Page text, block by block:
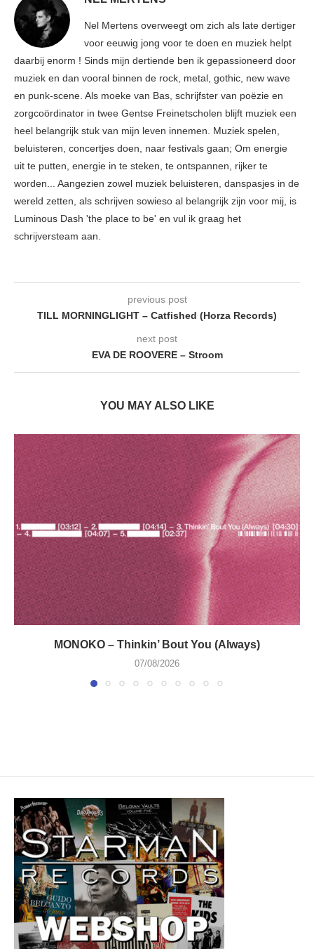
Nel Mertens overweegt om zich als late dertiger
voor eeuwig jong voor te doen en muziek helpt
daarbij enorm ! Sinds mijn dertiende ben ik gepassioneerd door
muziek en dan vooral binnen de rock, metal, gothic, new wave
en punk-scene. Als moeke van Bas, schrijfster van poëzie en
zorgcoördinator in twee Gentse Freinetscholen blijft muziek een
heel belangrijk stuk van mijn leven innemen. Muziek spelen,
beluisteren, concertjes doen, naar festivals gaan; Om energie
uit te putten, energie in te steken, te ontspannen, rijker te
worden... Aangezien zowel muziek beluisteren, danspasjes in de
wereld zetten, als schrijven sowieso al belangrijk zijn voor mij, is
Luminous Dash 'the place to be' en vul ik graag het
schrijversteam aan.
previous post
TILL MORNINGLIGHT – Catfished (Horza Records)
next post
EVA DE ROOVERE – Stroom
YOU MAY ALSO LIKE
MONOKO – Thinkin’ Bout You (Always)
07/08/2026